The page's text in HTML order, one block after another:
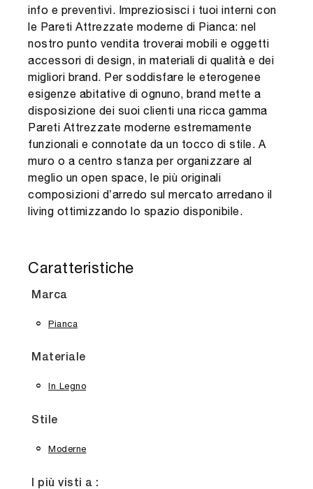
info e preventivi. Impreziosisci i tuoi interni con
le Pareti Attrezzate moderne di Pianca: nel
nostro punto vendita troverai mobili e oggetti
accessori di design, in materiali di qualità e dei
migliori brand. Per soddisfare le eterogenee
esigenze abitative di ognuno, brand mette a
disposizione dei suoi clienti una ricca gamma
Pareti Attrezzate moderne estremamente
funzionali e connotate da un tocco di stile. A
muro o a centro stanza per organizzare al
meglio un open space, le più originali
composizioni d’arredo sul mercato arredano il
living ottimizzando lo spazio disponibile.
Caratteristiche
Marca
Pianca
Materiale
In Legno
Stile
Moderne
I più visti a :